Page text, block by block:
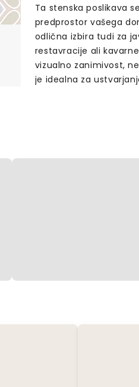
Ta stenska poslikava
predprostor vašega
odlična izbira tudi za
restavracije ali
vizualno zanimivost,
je idealna za